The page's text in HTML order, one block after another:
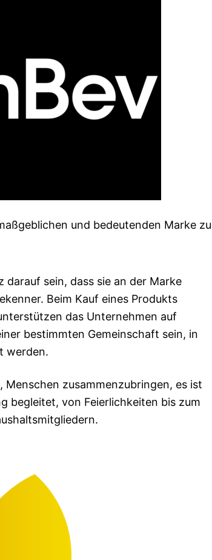
und bedeutenden Marke zu
sein, dass sie an der Marke
Beim Kauf eines Produkts
das Unternehmen auf
bestimmten Gemeinschaft sein, in
werden.
zusammenzubringen, es ist
begleitet, von Feierlichkeiten bis zum